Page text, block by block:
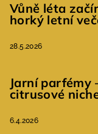
Vůně léta
horký letní
28.5.2026
Jarní parfémy
citrusové
6.4.2026